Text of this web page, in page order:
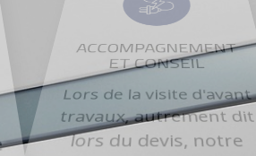
ACCOMPAGNEMENT
ET CONSEIL
Lors de la visite d'avant
travaux, autrement dit
lors du devis, notre